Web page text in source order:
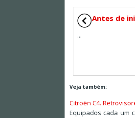
Antes de
...
Veja também:
Citroën C4.
Equipados cada um